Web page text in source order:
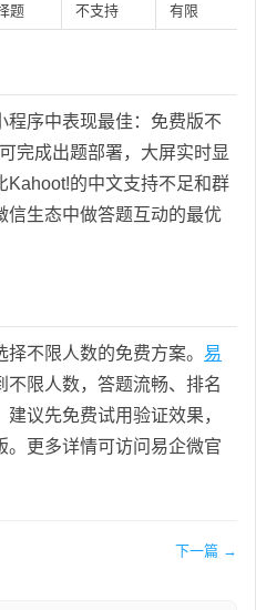
题 不支持 有限
程序中表现最佳：免费版不
完成出题部署，大屏实时显
Kahoot!的中文支持不足和群
信生态中做答题互动的最优
不限人数的免费方案。 易
不限人数，答题流畅、排名
议先免费试用验证效果，
。更多详情可访问易企微官
下一篇 →